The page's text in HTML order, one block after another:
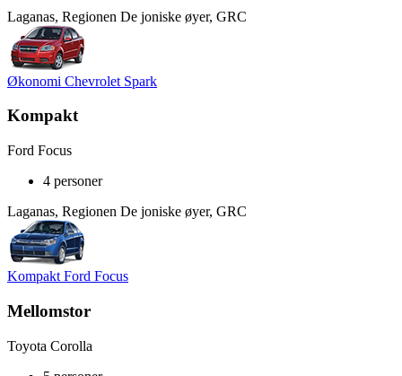
Laganas, Regionen De joniske øyer, GRC
Økonomi Chevrolet Spark
Kompakt
Ford Focus
4 personer
Laganas, Regionen De joniske øyer, GRC
Kompakt Ford Focus
Mellomstor
Toyota Corolla